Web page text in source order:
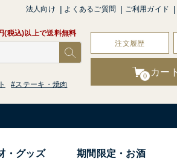
法人向け よくあるご質問 ご利用ガイド
(税込)以上で送料無料
#ステーキ・焼肉
注文履歴
カー
0
・グッズ 期間限定・お酒